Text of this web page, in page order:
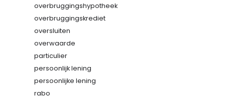
overbruggingshypotheek
overbruggingskrediet
oversluiten
overwaarde
particulier
persoonlijk lening
persoonlijke lening
rabo